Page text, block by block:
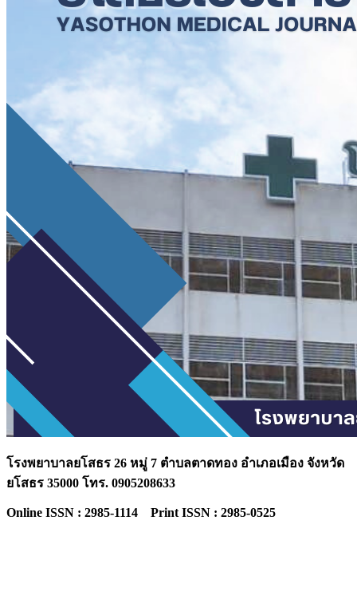
โรงพยาบาลยโสธร 26 หมู่ 7 ตำบลตาดทอง อำเภอเมือง จังหวัด
ยโสธร 35000 โทร. 0905208633
Online ISSN : 2985-1114 Print ISSN : 2985-0525